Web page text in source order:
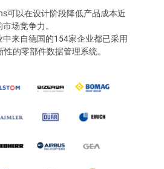
可以在设计阶段降低产品成本近
场竞争力。
来自德国的154家企业都已采用
的零部件数据管理系统。